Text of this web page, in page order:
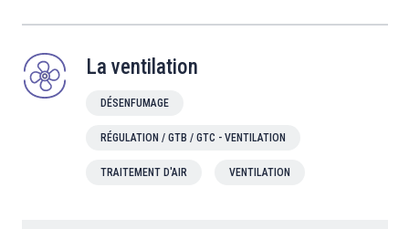
La ventilation
DÉSENFUMAGE
RÉGULATION / GTB / GTC - VENTILATION
TRAITEMENT D'AIR VENTILATION